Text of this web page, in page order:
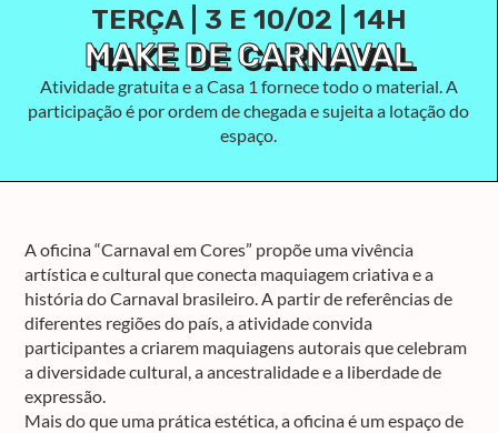
TERÇA | 3 E 10/02 | 14H
MAKE DE CARNAVAL
Atividade gratuita e a Casa 1 fornece todo o material. A
participação é por ordem de chegada e sujeita a lotação do
espaço.
A oficina “Carnaval em Cores” propõe uma vivência
artística e cultural que conecta maquiagem criativa e a
história do Carnaval brasileiro. A partir de referências de
diferentes regiões do país, a atividade convida
participantes a criarem maquiagens autorais que celebram
a diversidade cultural, a ancestralidade e a liberdade de
expressão.
Mais do que uma prática estética, a oficina é um espaço de